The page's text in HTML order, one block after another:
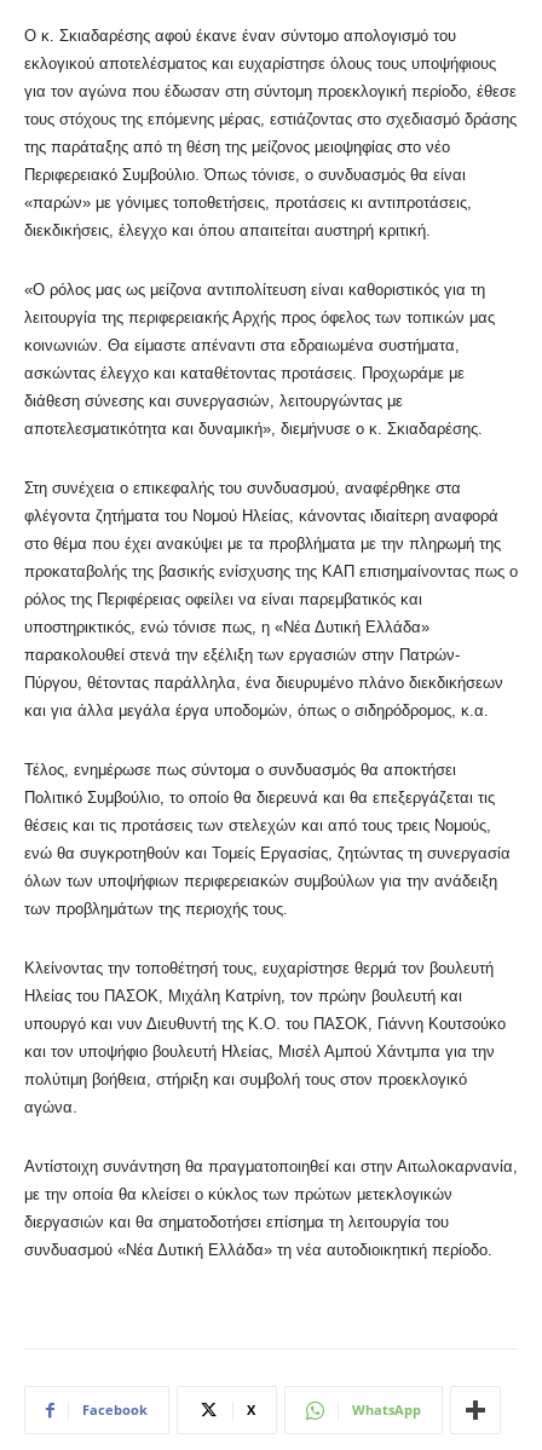
Ο κ. Σκιαδαρέσης αφού έκανε έναν σύντομο απολογισμό του
εκλογικού αποτελέσματος και ευχαρίστησε όλους τους υποψήφιους
για τον αγώνα που έδωσαν στη σύντομη προεκλογική περίοδο, έθεσε
τους στόχους της επόμενης μέρας, εστιάζοντας στο σχεδιασμό δράσης
της παράταξης από τη θέση της μείζονος μειοψηφίας στο νέο
Περιφερειακό Συμβούλιο. Όπως τόνισε, ο συνδυασμός θα είναι
«παρών» με γόνιμες τοποθετήσεις, προτάσεις κι αντιπροτάσεις,
διεκδικήσεις, έλεγχο και όπου απαιτείται αυστηρή κριτική.
«Ο ρόλος μας ως μείζονα αντιπολίτευση είναι καθοριστικός για τη
λειτουργία της περιφερειακής Αρχής προς όφελος των τοπικών μας
κοινωνιών. Θα είμαστε απέναντι στα εδραιωμένα συστήματα,
ασκώντας έλεγχο και καταθέτοντας προτάσεις. Προχωράμε με
διάθεση σύνεσης και συνεργασιών, λειτουργώντας με
αποτελεσματικότητα και δυναμική», διεμήνυσε ο κ. Σκιαδαρέσης.
Στη συνέχεια ο επικεφαλής του συνδυασμού, αναφέρθηκε στα
φλέγοντα ζητήματα του Νομού Ηλείας, κάνοντας ιδιαίτερη αναφορά
στο θέμα που έχει ανακύψει με τα προβλήματα με την πληρωμή της
προκαταβολής της βασικής ενίσχυσης της ΚΑΠ επισημαίνοντας πως ο
ρόλος της Περιφέρειας οφείλει να είναι παρεμβατικός και
υποστηρικτικός, ενώ τόνισε πως, η «Νέα Δυτική Ελλάδα»
παρακολουθεί στενά την εξέλιξη των εργασιών στην Πατρών-
Πύργου, θέτοντας παράλληλα, ένα διευρυμένο πλάνο διεκδικήσεων
και για άλλα μεγάλα έργα υποδομών, όπως ο σιδηρόδρομος, κ.α.
Τέλος, ενημέρωσε πως σύντομα ο συνδυασμός θα αποκτήσει
Πολιτικό Συμβούλιο, το οποίο θα διερευνά και θα επεξεργάζεται τις
θέσεις και τις προτάσεις των στελεχών και από τους τρεις Νομούς,
ενώ θα συγκροτηθούν και Τομείς Εργασίας, ζητώντας τη συνεργασία
όλων των υποψήφιων περιφερειακών συμβούλων για την ανάδειξη
των προβλημάτων της περιοχής τους.
Κλείνοντας την τοποθέτησή τους, ευχαρίστησε θερμά τον βουλευτή
Ηλείας του ΠΑΣΟΚ, Μιχάλη Κατρίνη, τον πρώην βουλευτή και
υπουργό και νυν Διευθυντή της Κ.Ο. του ΠΑΣΟΚ, Γιάννη Κουτσούκο
και τον υποψήφιο βουλευτή Ηλείας, Μισέλ Αμπού Χάντμπα για την
πολύτιμη βοήθεια, στήριξη και συμβολή τους στον προεκλογικό
αγώνα.
Αντίστοιχη συνάντηση θα πραγματοποιηθεί και στην Αιτωλοκαρνανία,
με την οποία θα κλείσει ο κύκλος των πρώτων μετεκλογικών
διεργασιών και θα σηματοδοτήσει επίσημα τη λειτουργία του
συνδυασμού «Νέα Δυτική Ελλάδα» τη νέα αυτοδιοικητική περίοδο.
Facebook X WhatsApp